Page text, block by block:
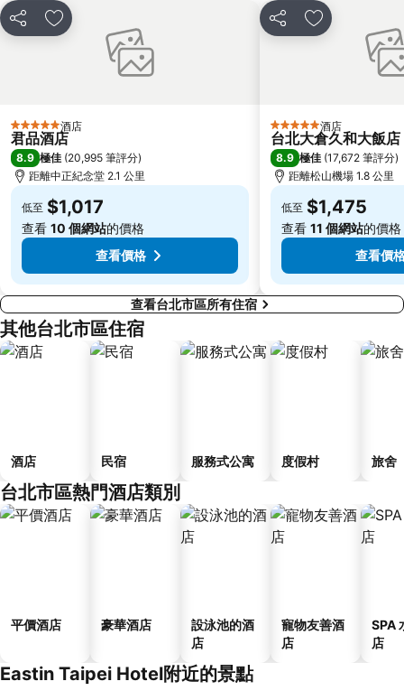
饒河街觀光夜市
南港站覽館
萬華區
淡水老街
基隆廟口夜市
捷運民權西路站
頂溪捷運站
永康街
大直美麗華
台北橋捷運站
分享 放到收藏夾
5 星級 酒店
君品酒店
8.9 極佳 (20,995 筆評分)
距離中正紀念堂 2.1 公里
低至 $1,017
查看 10 個網站的價格
查看價格
分享 放到收藏夾
5 星級 酒店
台北大倉久和大飯店
8.9 極佳 (17,672 筆評分)
距離松山機場 1.8 公里
低至 $1,475
查看 11 個網站的價格
查看價
查看台北市區所有住宿
其他台北市區住宿
酒店 民宿 服務式公寓 度假村 旅舍
台北市區熱門酒店類別
平價酒店 豪華酒店
設泳池的酒
店
寵物友善酒
店
SPA
店
Eastin Taipei Hotel附近的景點